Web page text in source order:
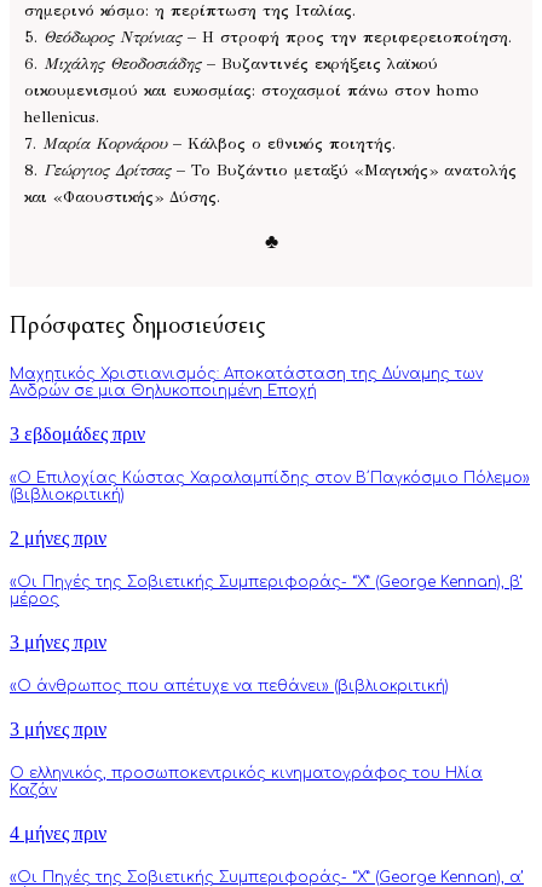
σημερινό κόσμο: η περίπτωση της Ιταλίας.
5. Θεόδωρος Ντρίνιας– Η στροφή προς την περιφερειοποίηση.
6. Μιχάλης Θεοδοσιάδης– Βυζαντινές εκρήξεις λαϊκού
οικουμενισμού και ευκοσμίας: στοχασμοί πάνω στον homo
hellenicus.
7. Μαρία Κορνάρου– Κάλβος ο εθνικός ποιητής.
8. Γεώργιος Δρίτσας– Το Βυζάντιο μεταξύ «Μαγικής» ανατολής
και «Φαουστικής» Δύσης.
♣
Πρόσφατες δημοσιεύσεις
Μαχητικός Χριστιανισμός: Αποκατάσταση της Δύναμης των
Ανδρών σε μια Θηλυκοποιημένη Εποχή
3 εβδομάδες πριν
«Ο Επιλοχίας Κώστας Χαραλαμπίδης στον Β΄Παγκόσμιο Πόλεμο»
(βιβλιοκριτική)
2 μήνες πριν
«Οι Πηγές της Σοβιετικής Συμπεριφοράς- “Χ” (George Kennan), β’
μέρος
3 μήνες πριν
«Ο άνθρωπος που απέτυχε να πεθάνει» (βιβλιοκριτική)
3 μήνες πριν
Ο ελληνικός, προσωποκεντρικός κινηματογράφος του Ηλία
Καζάν
4 μήνες πριν
«Οι Πηγές της Σοβιετικής Συμπεριφοράς- “Χ” (George Kennan), α’